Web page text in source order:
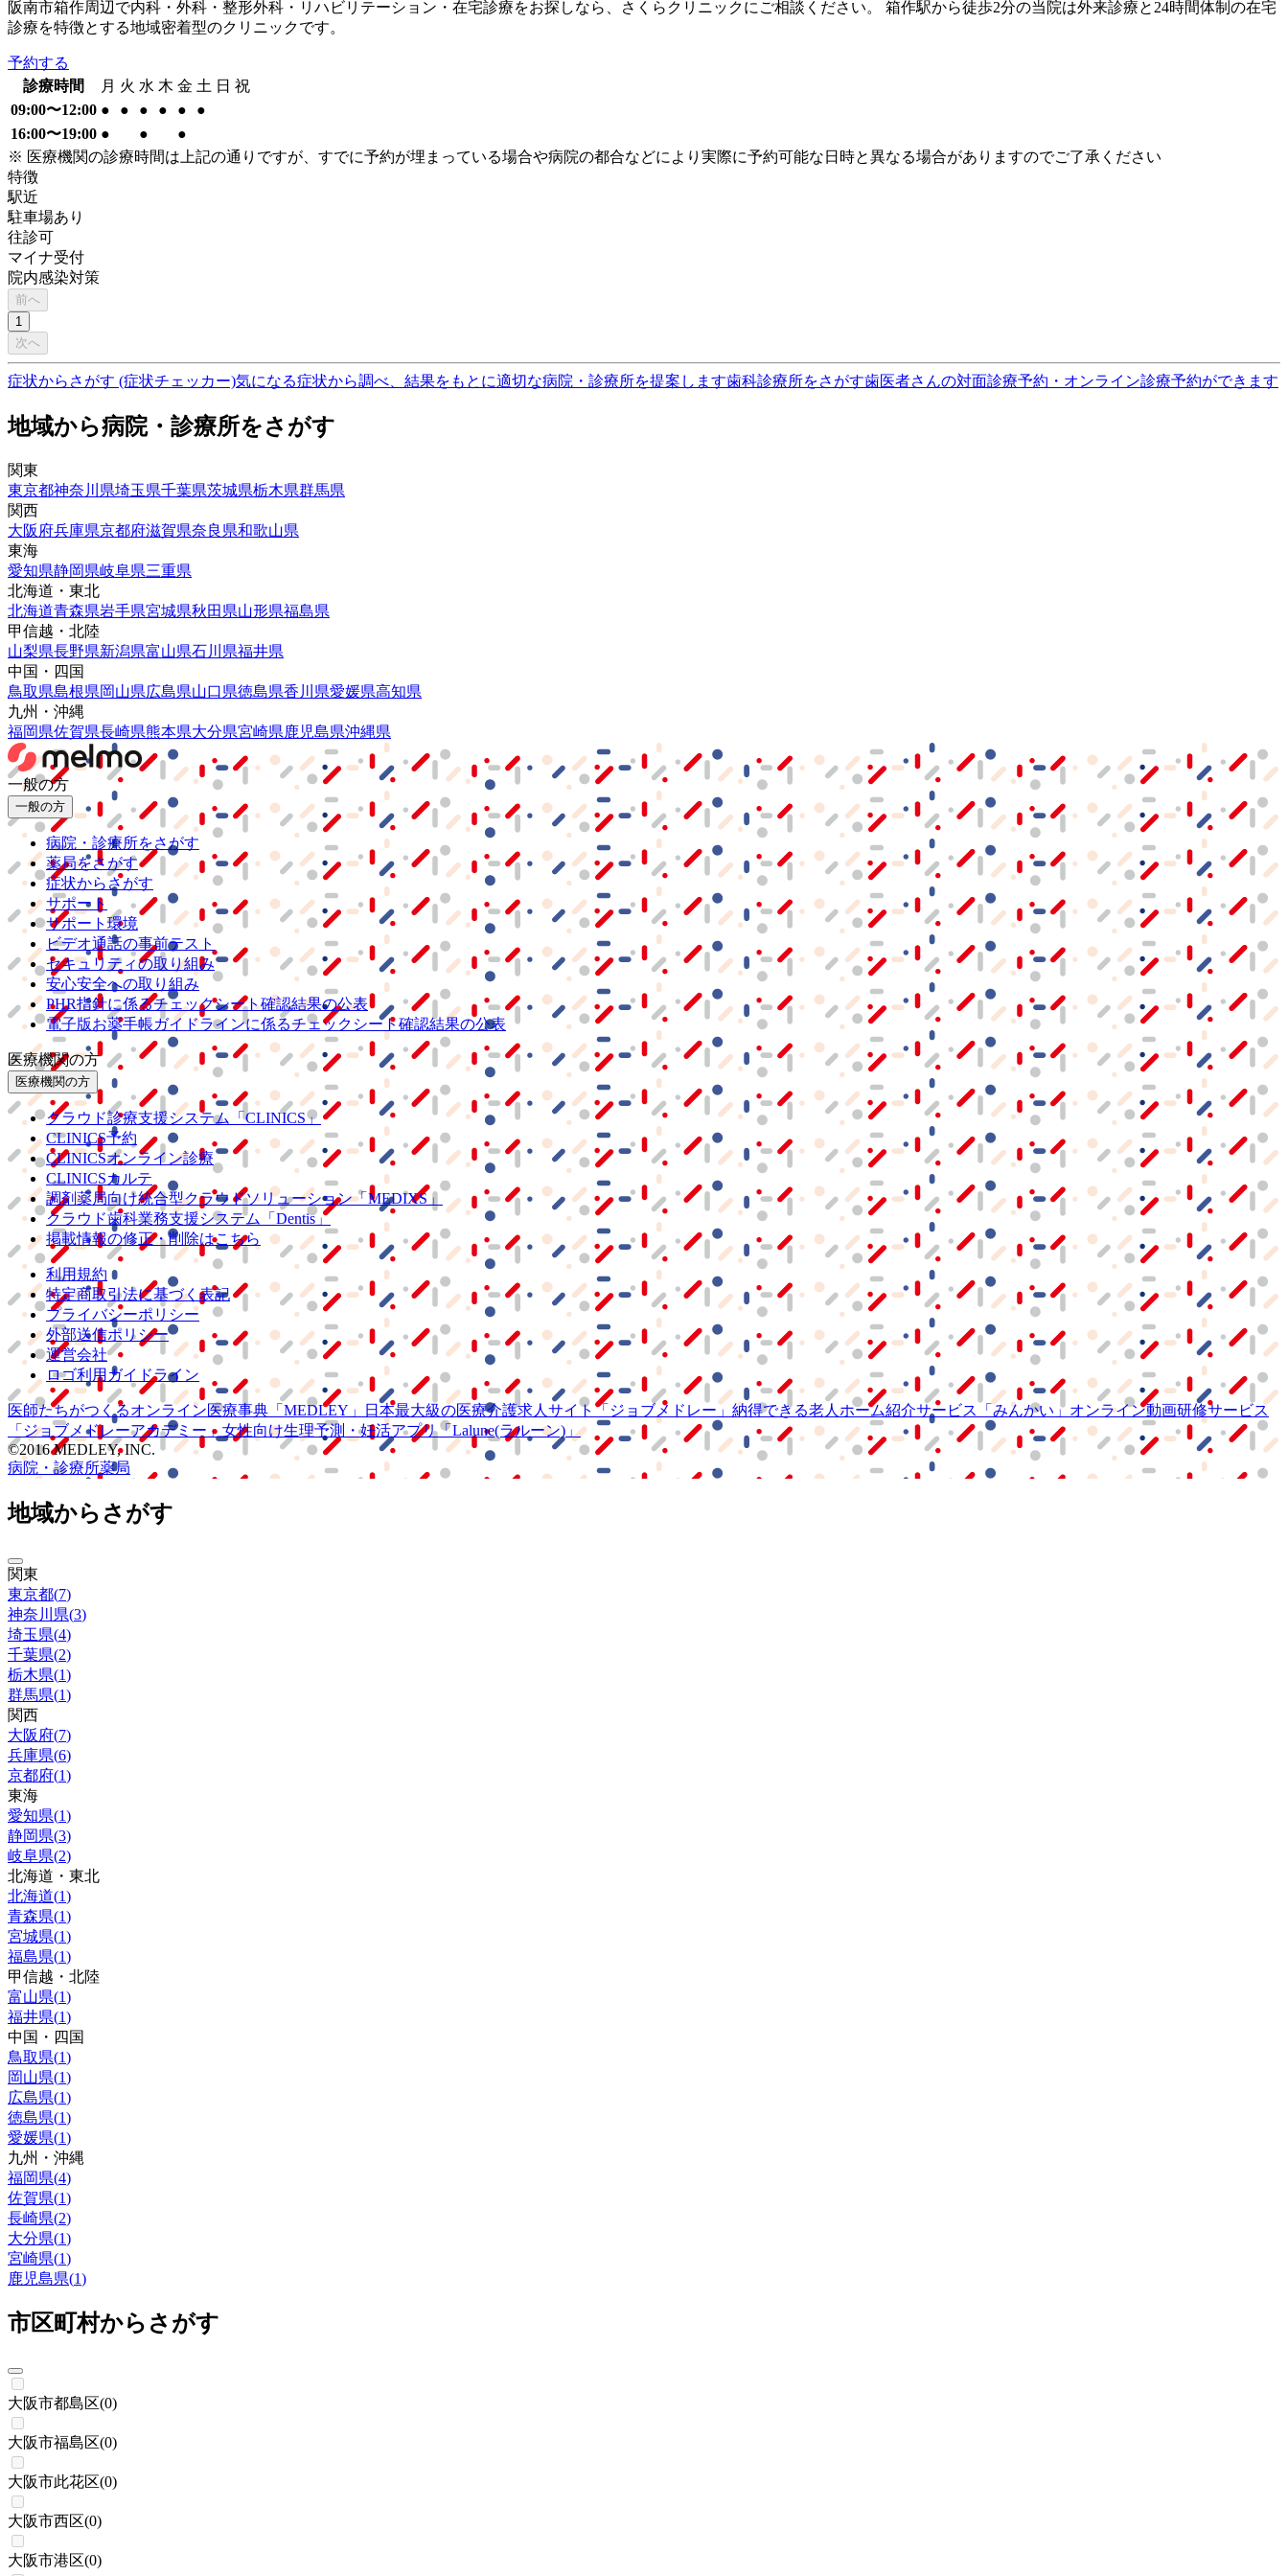
阪南市箱作周辺で内科・外科・整形外科・リハビリテーション・在宅診療をお探しなら、さくらクリニックにご相談ください。 箱作駅から徒歩2分の当院は外来診療と24時間体制の在宅
診療を特徴とする地域密着型のクリニックです。
予約する
診療時間
月 火 水 木 金 土 日 祝
09:00〜12:00 ● ● ● ● ●
●
16:00〜19:00 ● ●
●
※ 医療機関の診療時間は上記の通りですが、すでに予約が埋まっている場合や病院の都合などにより実際に予約可能な日時と異なる場合がありますのでご了承ください
特徴
駅近
駐車場あり
往診可
マイナ受付
院内感染対策
前へ
1
次へ
症状からさがす (症状チェッカー)気になる症状から調べ、結果をもとに適切な病院・診療所を提案します歯科診療所をさがす歯医者さんの対面診療予約・オンライン診療予約ができます
地域から病院・診療所をさがす
関東
東京都神奈川県埼玉県千葉県茨城県栃木県群馬県
関西
大阪府兵庫県京都府滋賀県奈良県和歌山県
東海
愛知県静岡県岐阜県三重県
北海道・東北
北海道青森県岩手県宮城県秋田県山形県福島県
甲信越・北陸
山梨県長野県新潟県富山県石川県福井県
中国・四国
鳥取県島根県岡山県広島県山口県徳島県香川県愛媛県高知県
九州・沖縄
福岡県佐賀県長崎県熊本県大分県宮崎県鹿児島県沖縄県
一般の方
一般の方
病院・診療所をさがす
薬局をさがす
症状からさがす
サポート
サポート環境
ビデオ通話の事前テスト
セキュリティの取り組み
安心安全への取り組み
PHR指針に係るチェックシート確認結果の公表
電子版お薬手帳ガイドラインに係るチェックシート確認結果の公表
医療機関の方
医療機関の方
クラウド診療支援システム
「CLINICS」
CLINICS予約
CLINICSオンライン診療
CLINICSカルテ
調剤薬局向け統合型クラウドソリューション「MEDIXS」
クラウド歯科業務支援システム
「Dentis」
掲載情報の修正・削除はこちら
利用規約
特定商取引法に基づく表記
プライバシーポリシー
外部送信ポリシー
運営会社
ロゴ利用ガイドライン
医師たちがつくるオンライン医療事典 「MEDLEY」 日本最大級の医療介護求人サイト 「ジョブメドレー」 納得できる老人ホーム紹介サービス 「みんかい」 オンライン動画研修サービス
「ジョブメドレーアカデミー」 女性向け生理予測・妊活アプリ「Lalune(ラルーン)」
©2016 MEDLEY, INC.
病院・診療所薬局
地域からさがす
関東
東京都(7)
神奈川県(3)
埼玉県(4)
千葉県(2)
栃木県(1)
群馬県(1)
関西
大阪府(7)
兵庫県(6)
京都府(1)
東海
愛知県(1)
静岡県(3)
岐阜県(2)
北海道・東北
北海道(1)
青森県(1)
宮城県(1)
福島県(1)
甲信越・北陸
富山県(1)
福井県(1)
中国・四国
鳥取県(1)
岡山県(1)
広島県(1)
徳島県(1)
愛媛県(1)
九州・沖縄
福岡県(4)
佐賀県(1)
長崎県(2)
大分県(1)
宮崎県(1)
鹿児島県(1)
市区町村からさがす
大阪市都島区(0)
大阪市福島区(0)
大阪市此花区(0)
大阪市西区(0)
大阪市港区(0)